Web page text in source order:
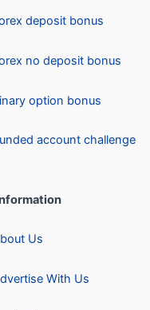
Forex deposit bonus
Forex no deposit bonus
Binary option bonus
Funded account challenge
Information:
About Us
Advertise With Us